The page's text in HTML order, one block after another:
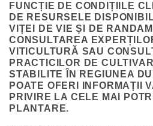
FUNCȚIE DE CONDIȚIILE
DE RESURSELE
VIȚEI DE VIE ȘI DE
CONSULTAREA
VITICULTURĂ SAU
PRACTICILOR DE
STABILITE ÎN REGIUNEA
POATE OFERI INFORMAȚII
PRIVIRE LA CELE MAI
PLANTARE.